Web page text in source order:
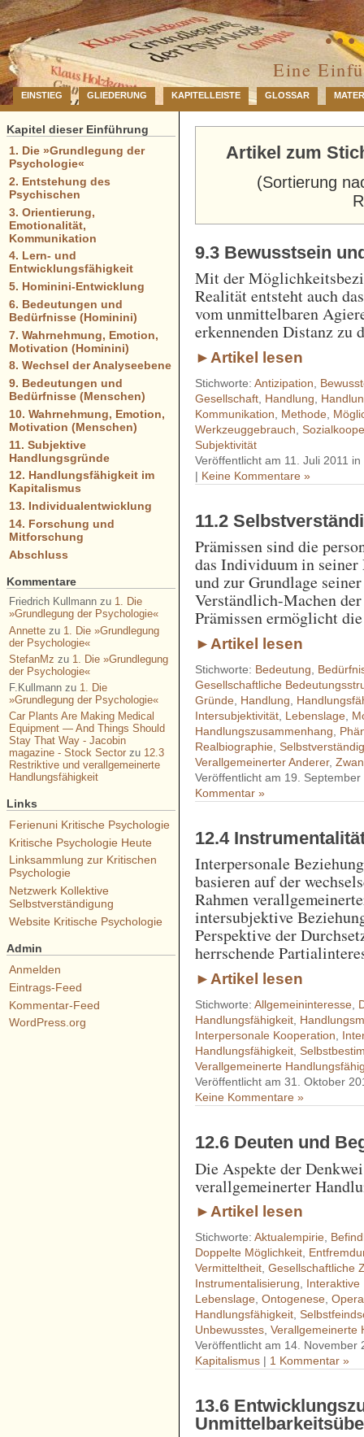
…
Eine
EINSTIEG GLIEDERUNG KAPITELLEISTE GLOSSAR
Artikel zum
(Sortierung
9.3 Bewusstsein
Mit der
Realität entsteht auch
vom unmittelbaren
erkennenden Distanz zu
►Artikel lesen
Stichworte:Antizipation
Gesellschaft Handlung
Kommunikation
Methode
Werkzeuggebrauch ,
Subjektivität
Veröffentlicht am 11. Juli 2011 in
| Keine Kommentare »
11.2
Prämissen sind die
das Individuum in
und zur Grundlage
Verständlich-Machen
Prämissen ermöglicht
►Artikel lesen
Stichworte: Bedeutung
Gesellschaftliche
Gründe Handlung
Intersubjektivität Lebenslage
Handlungszusammenhang
Realbiographie ,
Verallgemeinerter Anderer,
Veröffentlicht am 19.
Kommentar »
12.4
Interpersonale
basieren auf der
Rahmen
intersubjektive
Perspektive der
herrschende
►Artikel lesen
Stichworte:Allgemeininteresse
Handlungsfähigkeit
Interpersonale Kooperation
Handlungsfähigkeit ,
Verallgemeinerte
Veröffentlicht am 31. Oktober
Keine Kommentare »
12.6 Deuten und
Die Aspekte der
verallgemeinerter
►Artikel lesen
Stichworte:Aktualempirie,
Doppelte Möglichkeit,
Vermitteltheit,Gesellschaftliche
Instrumentalisierung, Interaktive
Lebenslage,Ontogenese,
Handlungsfähigkeit,
Unbewusstes,Verallgemeinerte
Veröffentlicht am 14. November
Kapitalismus | 1 Kommentar »
13.6
Kapitel dieser Einführung
1. Die »Grundlegung der
Psychologie«
2. Entstehung des
Psychischen
3. Orientierung,
Emotionalität,
Kommunikation
4. Lern- und
Entwicklungsfähigkeit
5. Hominini-Entwicklung
6. Bedeutungen und
Bedürfnisse (Hominini)
7. Wahrnehmung, Emotion,
Motivation (Hominini)
8. Wechsel der Analyseebene
9. Bedeutungen und
Bedürfnisse (Menschen)
10. Wahrnehmung, Emotion,
Motivation (Menschen)
11. Subjektive
Handlungsgründe
12. Handlungsfähigkeit im
Kapitalismus
13. Individualentwicklung
14. Forschung und
Mitforschung
Abschluss
Kommentare
Friedrich Kullmannzu 1. Die
»Grundlegung der Psychologie«
Annettezu 1. Die »Grundlegung
der Psychologie«
StefanMz zu 1. Die »Grundlegung
der Psychologie«
F.Kullmannzu 1. Die
»Grundlegung der Psychologie«
Car Plants Are Making Medical
Equipment — And Things Should
Stay That Way - Jacobin
magazine - Stock Sectorzu 12.3
Restriktive und verallgemeinerte
Handlungsfähigkeit
Links
Ferienuni Kritische Psychologie
Kritische Psychologie Heute
Linksammlung zur Kritischen
Psychologie
Netzwerk Kollektive
Selbstverständigung
Website Kritische Psychologie
Admin
Anmelden
Eintrags-Feed
Kommentar-Feed
WordPress.org